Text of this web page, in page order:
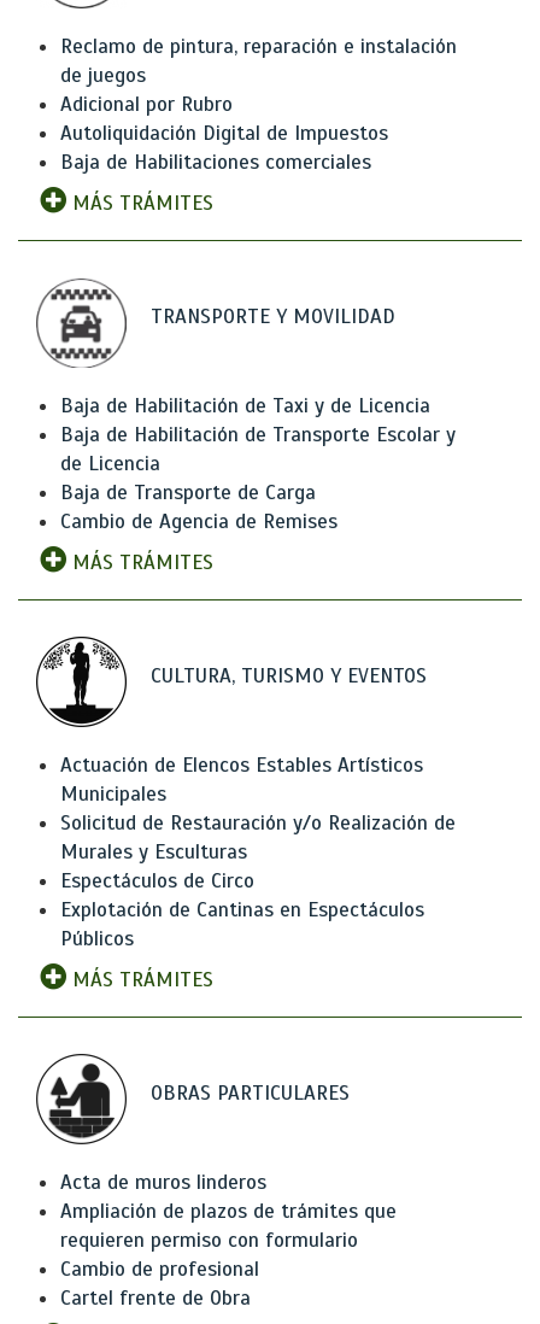
Reclamo de pintura, reparación e instalación
de juegos
Adicional por Rubro
Autoliquidación Digital de Impuestos
Baja de Habilitaciones comerciales
MÁS TRÁMITES
TRANSPORTE Y MOVILIDAD
Baja de Habilitación de Taxi y de Licencia
Baja de Habilitación de Transporte Escolar y
de Licencia
Baja de Transporte de Carga
Cambio de Agencia de Remises
MÁS TRÁMITES
CULTURA, TURISMO Y EVENTOS
Actuación de Elencos Estables Artísticos
Municipales
Solicitud de Restauración y/o Realización de
Murales y Esculturas
Espectáculos de Circo
Explotación de Cantinas en Espectáculos
Públicos
MÁS TRÁMITES
OBRAS PARTICULARES
Acta de muros linderos
Ampliación de plazos de trámites que
requieren permiso con formulario
Cambio de profesional
Cartel frente de Obra